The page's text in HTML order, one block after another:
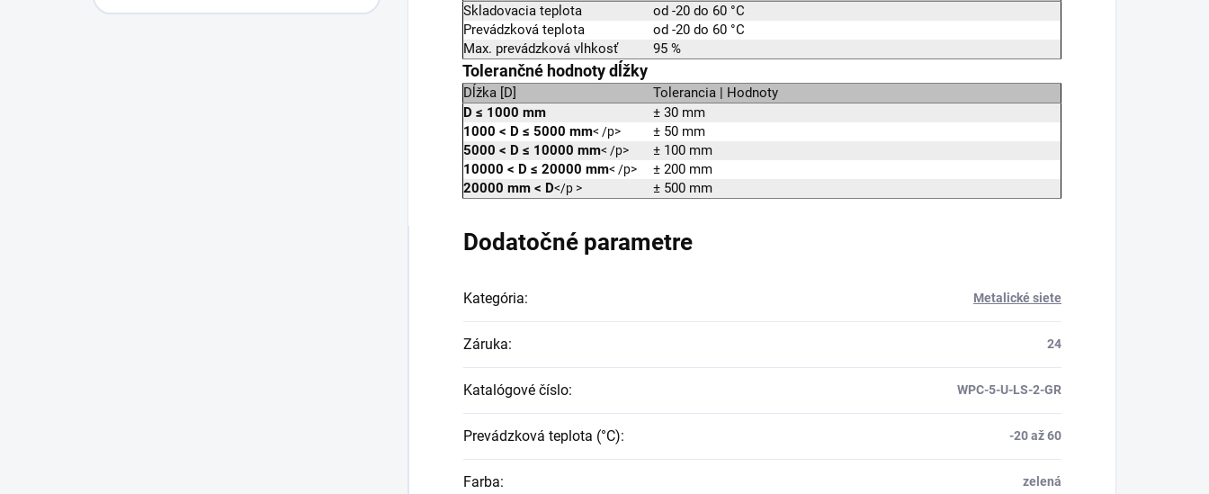
Skladovacia teplota
od -20 do 60 °C
Prevádzková teplota
od -20 do 60 °C
Max. prevádzková vlhkosť
95 %
Tolerančné hodnoty dĺžky
Dĺžka [D]
Tolerancia | Hodnoty
D ≤ 1000 mm
± 30 mm
1000 < D ≤ 5000 mm< /p>
± 50 mm
5000 < D ≤ 10000 mm< /p>
± 100 mm
10000 < D ≤ 20000 mm< /p>
± 200 mm
20000 mm < D</p > ± 500 mm
Dodatočné parametre
Kategória: Metalické siete
Záruka: 24
Katalógové číslo: WPC-5-U-LS-2-GR
Prevádzková teplota (°C): -20 až 60
Farba: zelená